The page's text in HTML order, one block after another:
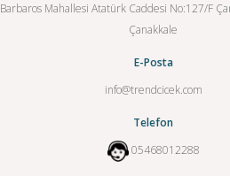
Barbaros Mahallesi Atatürk Caddesi No:127/F
Çanakkale
E-Posta
info@trendcicek.com
Telefon
05468012288